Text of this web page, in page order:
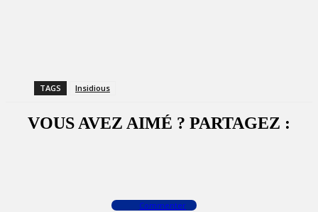
TAGS Insidious
VOUS AVEZ AIMÉ ? PARTAGEZ :
Commenter